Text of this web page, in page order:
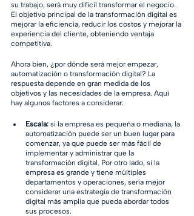
su trabajo, será muy difícil transformar el negocio.
El objetivo principal de la transformación digital es
mejorar la eficiencia, reducir los costos y mejorar la
experiencia del cliente, obteniendo ventaja
competitiva.
Ahora bien, ¿por dónde será mejor empezar,
automatización o transformación digital? La
respuesta depende en gran medida de los
objetivos y las necesidades de la empresa. Aquí
hay algunos factores a considerar:
Escala: si la empresa es pequeña o mediana, la
automatización puede ser un buen lugar para
comenzar, ya que puede ser más fácil de
implementar y administrar que la
transformación digital. Por otro lado, si la
empresa es grande y tiene múltiples
departamentos y operaciones, sería mejor
considerar una estrategia de transformación
digital más amplia que pueda abordar todos
sus procesos.